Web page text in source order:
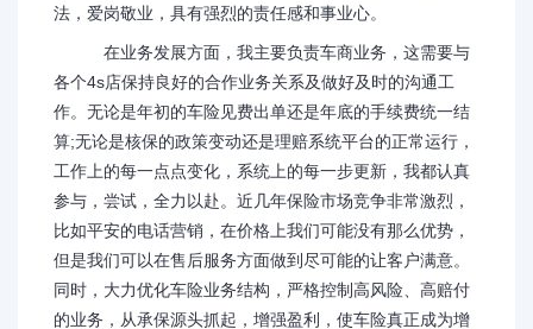
法，爱岗敬业，具有强烈的责任感和事业心。
在业务发展方面，我主要负责车商业务，这需要与
各个4s店保持良好的合作业务关系及做好及时的沟通工
作。无论是年初的车险见费出单还是年底的手续费统一结
算;无论是核保的政策变动还是理赔系统平台的正常运行，
工作上的每一点点变化，系统上的每一步更新，我都认真
参与，尝试，全力以赴。近几年保险市场竞争非常激烈，
比如平安的电话营销，在价格上我们可能没有那么优势，
但是我们可以在售后服务方面做到尽可能的让客户满意。
同时，大力优化车险业务结构，严格控制高风险、高赔付
的业务，从承保源头抓起，增强盈利，使车险真正成为增